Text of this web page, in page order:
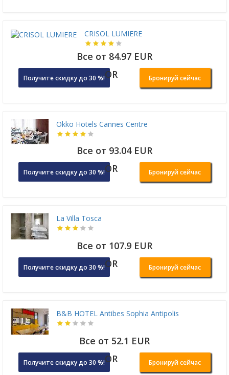
CRISOL LUMIERE
Все от 84.97 EUR
Получите скидку до 30 %!OR Бронируй сейчас
Okko Hotels Cannes Centre
Все от 93.04 EUR
Получите скидку до 30 %!OR Бронируй сейчас
La Villa Tosca
Все от 107.9 EUR
Получите скидку до 30 %!OR Бронируй сейчас
B&B HOTEL Antibes Sophia Antipolis
Все от 52.1 EUR
Получите скидку до 30 %!OR Бронируй сейчас